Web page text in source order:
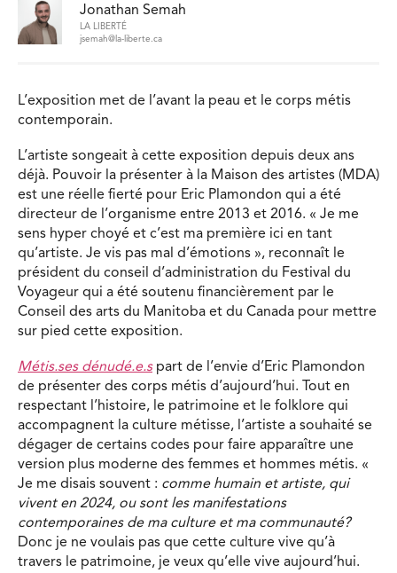
Jonathan Semah
LA LIBERTÉ
jsemah@la-liberte.ca
L’exposition met de l’avant la peau et le corps métis
contemporain.
L’artiste songeait à cette exposition depuis deux ans
déjà. Pouvoir la présenter à la Maison des artistes (MDA)
est une réelle fierté pour Eric Plamondon qui a été
directeur de l’organisme entre 2013 et 2016. « Je me
sens hyper choyé et c’est ma première ici en tant
qu’artiste. Je vis pas mal d’émotions », reconnaît le
président du conseil d’administration du Festival du
Voyageur qui a été soutenu financièrement par le
Conseil des arts du Manitoba et du Canada pour mettre
sur pied cette exposition.
Métis.ses dénudé.e.s part de l’envie d’Eric Plamondon
de présenter des corps métis d’aujourd’hui. Tout en
respectant l’histoire, le patrimoine et le folklore qui
accompagnent la culture métisse, l’artiste a souhaité se
dégager de certains codes pour faire apparaître une
version plus moderne des femmes et hommes métis. «
Je me disais souvent : comme humain et artiste, qui
vivent en 2024, ou sont les manifestations
contemporaines de ma culture et ma communauté?
Donc je ne voulais pas que cette culture vive qu’à
travers le patrimoine, je veux qu’elle vive aujourd’hui.